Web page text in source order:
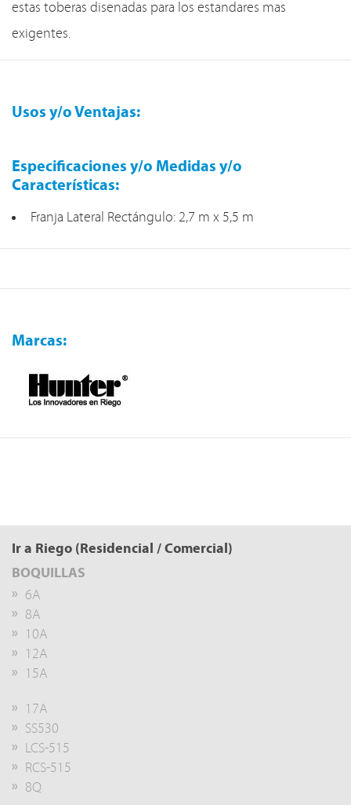
estas toberas disenadas para los estandares mas
exigentes.
Usos y/o Ventajas:
Especificaciones y/o Medidas y/o
Características:
Franja Lateral Rectángulo: 2,7 m x 5,5 m
Marcas:
Ir a Riego (Residencial / Comercial)
BOQUILLAS
6A
8A
10A
12A
15A
17A
SS530
LCS-515
RCS-515
8Q